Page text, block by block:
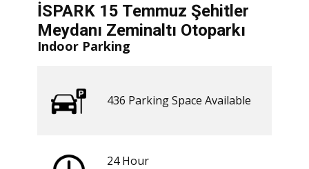
İSPARK 15 Temmuz Şehitler
Meydanı Zeminaltı Otoparkı
Indoor Parking
436 ​​Parking Space Available
24 Hour